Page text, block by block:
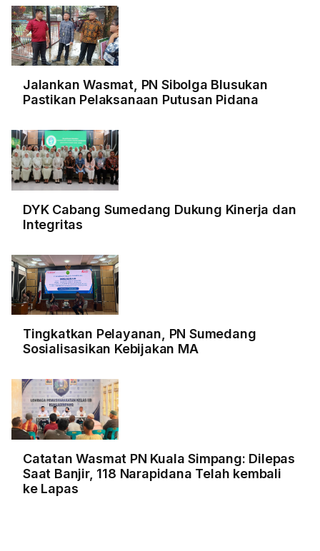
Jalankan Wasmat, PN Sibolga Blusukan
Pastikan Pelaksanaan Putusan Pidana
DYK Cabang Sumedang Dukung Kinerja dan
Integritas
Tingkatkan Pelayanan, PN Sumedang
Sosialisasikan Kebijakan MA
Catatan Wasmat PN Kuala Simpang: Dilepas
Saat Banjir, 118 Narapidana Telah kembali
ke Lapas